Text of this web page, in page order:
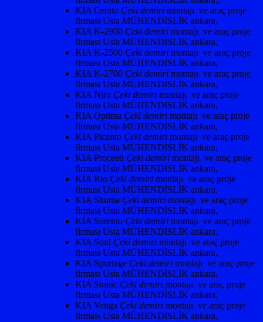
KIA Cerato Çeki demiri montajı ve araç proje
firması Usta MÜHENDİSLİK ankara,
KIA K-2900 Çeki demiri montajı ve araç proje
firması Usta MÜHENDİSLİK ankara,
KIA K-2500 Çeki demiri montajı ve araç proje
firması Usta MÜHENDİSLİK ankara,
KIA K-2700 Çeki demiri montajı ve araç proje
firması Usta MÜHENDİSLİK ankara,
KIA Niro Çeki demiri montajı ve araç proje
firması Usta MÜHENDİSLİK ankara,
KIA Optima Çeki demiri montajı ve araç proje
firması Usta MÜHENDİSLİK ankara,
KIA Picanto Çeki demiri montajı ve araç proje
firması Usta MÜHENDİSLİK ankara,
KIA Proceed Çeki demiri montajı ve araç proje
firması Usta MÜHENDİSLİK ankara,
KIA Rio Çeki demiri montajı ve araç proje
firması Usta MÜHENDİSLİK ankara,
KIA Shuma Çeki demiri montajı ve araç proje
firması Usta MÜHENDİSLİK ankara,
KIA Sorento Çeki demiri montajı ve araç proje
firması Usta MÜHENDİSLİK ankara,
KIA Soul Çeki demiri montajı ve araç proje
firması Usta MÜHENDİSLİK ankara,
KIA Sportage Çeki demiri montajı ve araç proje
firması Usta MÜHENDİSLİK ankara,
KIA Stonic Çeki demiri montajı ve araç proje
firması Usta MÜHENDİSLİK ankara,
KIA Venga Çeki demiri montajı ve araç proje
firması Usta MÜHENDİSLİK ankara,